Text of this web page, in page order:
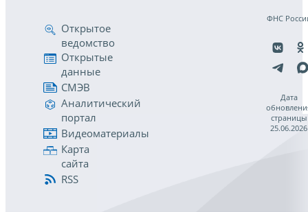
Открытое
ведомство
Открытые
данные
СМЭВ
Аналитический
портал
Видеоматериалы
Карта
сайта
RSS
ФНС
Дата
страницы
25.06.2026